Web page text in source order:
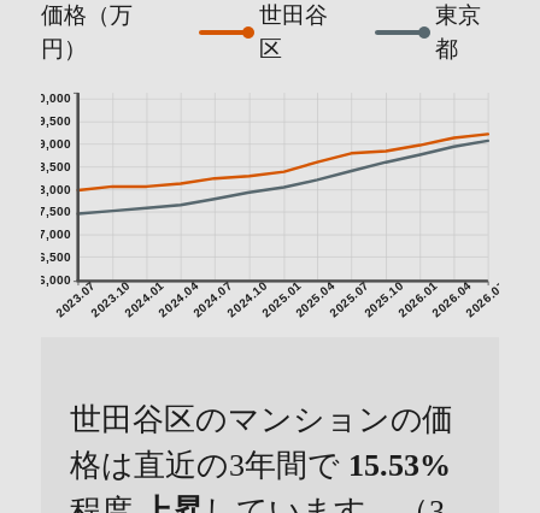
価格（万
円）
世田谷
区
東京
都
2023.072023.102024.012024.042024.072024.102025.012025.042025.072025.102026.012026.042026.07
6,000
6,500
7,000
7,500
8,000
8,500
9,000
9,500
10,000
世田谷区のマンションの価
格は直近の3年間で 15.53%